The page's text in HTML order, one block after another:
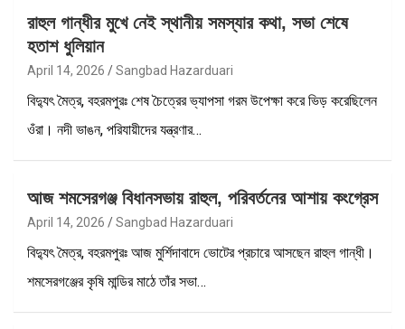
রাহুল গান্ধীর মুখে নেই স্থানীয় সমস্যার কথা, সভা শেষে
হতাশ ধুলিয়ান
April 14, 2026 Sangbad Hazarduari
বিদ্যুৎ মৈত্র, বহরমপুরঃ শেষ চৈত্রের ভ্যাপসা গরম উপেক্ষা করে ভিড় করেছিলেন
ওঁরা। নদী ভাঙন, পরিযায়ীদের যন্ত্রণার…
আজ শমসেরগঞ্জ বিধানসভায় রাহুল, পরিবর্তনের আশায় কংগ্রেস
April 14, 2026 Sangbad Hazarduari
বিদ্যুৎ মৈত্র, বহরমপুরঃ আজ মুর্শিদাবাদে ভোটের প্রচারে আসছেন রাহুল গান্ধী।
শমসেরগঞ্জের কৃষি মান্ডির মাঠে তাঁর সভা…